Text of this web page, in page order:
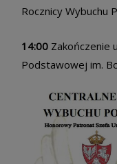
Rocznicy Wybuchu
14:00 Zakończenie
Podstawowej im.